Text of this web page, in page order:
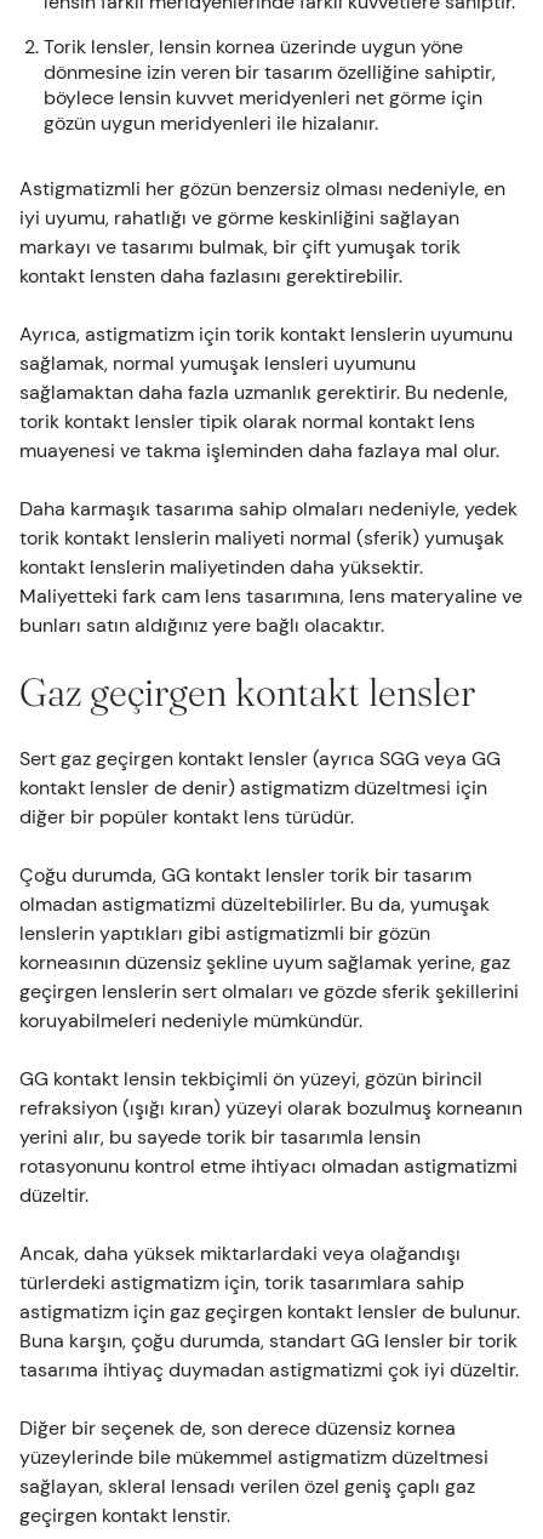
Torik lensler, lensin kornea üzerinde uygun yöne
dönmesine izin veren bir tasarım özelliğine sahiptir,
böylece lensin kuvvet meridyenleri net görme için
gözün uygun meridyenleri ile hizalanır.
Astigmatizmli her gözün benzersiz olması nedeniyle, en
iyi uyumu, rahatlığı ve görme keskinliğini sağlayan
markayı ve tasarımı bulmak, bir çift yumuşak torik
kontakt lensten daha fazlasını gerektirebilir.
Ayrıca, astigmatizm için torik kontakt lenslerin uyumunu
sağlamak, normal yumuşak lensleri uyumunu
sağlamaktan daha fazla uzmanlık gerektirir. Bu nedenle,
torik kontakt lensler tipik olarak normal kontakt lens
muayenesi ve takma işleminden daha fazlaya mal olur.
Daha karmaşık tasarıma sahip olmaları nedeniyle, yedek
torik kontakt lenslerin maliyeti normal (sferik) yumuşak
kontakt lenslerin maliyetinden daha yüksektir.
Maliyetteki fark cam lens tasarımına, lens materyaline ve
bunları satın aldığınız yere bağlı olacaktır.
Gaz geçirgen kontakt lensler
Sert gaz geçirgen kontakt lensler (ayrıca SGG veya GG
kontakt lensler de denir) astigmatizm düzeltmesi için
diğer bir popüler kontakt lens türüdür.
Çoğu durumda, GG kontakt lensler torik bir tasarım
olmadan astigmatizmi düzeltebilirler. Bu da, yumuşak
lenslerin yaptıkları gibi astigmatizmli bir gözün
korneasının düzensiz şekline uyum sağlamak yerine, gaz
geçirgen lenslerin sert olmaları ve gözde sferik şekillerini
koruyabilmeleri nedeniyle mümkündür.
GG kontakt lensin tekbiçimli ön yüzeyi, gözün birincil
refraksiyon (ışığı kıran) yüzeyi olarak bozulmuş korneanın
yerini alır, bu sayede torik bir tasarımla lensin
rotasyonunu kontrol etme ihtiyacı olmadan astigmatizmi
düzeltir.
Ancak, daha yüksek miktarlardaki veya olağandışı
türlerdeki astigmatizm için, torik tasarımlara sahip
astigmatizm için gaz geçirgen kontakt lensler de bulunur.
Buna karşın, çoğu durumda, standart GG lensler bir torik
tasarıma ihtiyaç duymadan astigmatizmi çok iyi düzeltir.
Diğer bir seçenek de, son derece düzensiz kornea
yüzeylerinde bile mükemmel astigmatizm düzeltmesi
sağlayan, skleral lensadı verilen özel geniş çaplı gaz
geçirgen kontakt lenstir.